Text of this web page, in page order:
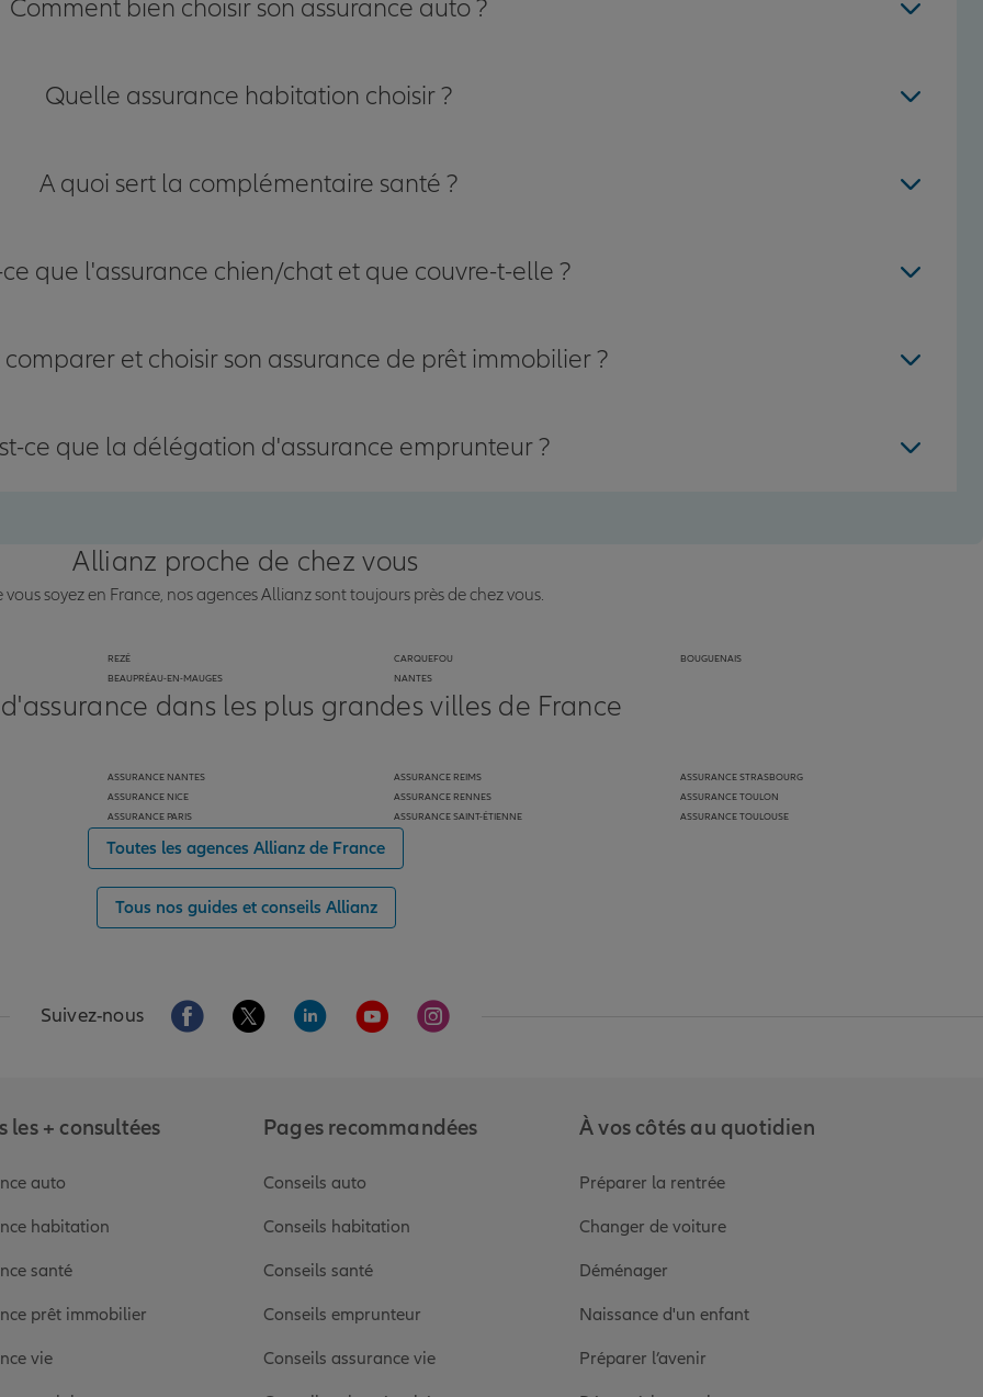
Comment bien choisir son assurance auto ?
Quelle assurance habitation choisir ?
A quoi sert la complémentaire santé ?
que l'assurance chien/chat et que couvre-t-elle ?
et choisir son assurance de prêt immobilier ?
ce que la délégation d'assurance emprunteur ?
Allianz proche de chez vous
vous soyez en France, nos agences Allianz sont toujours près de chez vous.
REZÉ
BEAUPRÉAU-EN-MAUGES
CARQUEFOU
NANTES
BOUGUENAIS
dans les plus grandes villes de France
ASSURANCE NANTES
ASSURANCE NICE
ASSURANCE PARIS
ASSURANCE REIMS
ASSURANCE RENNES
ASSURANCE SAINT-ÉTIENNE
ASSURANCE STRASBOURG
ASSURANCE TOULON
ASSURANCE TOULOUSE
Toutes les agences Allianz de France
Tous nos guides et conseils Allianz
Suivez-nous Aller sur la page Facebook de Allianz
Aller sur la page Twitter de Allianz
Aller sur la page Linkedin de Allianz
Aller sur la page Youtube de Allianz
Aller sur la page Instagram de Allianz
les + consultées
auto
habitation
santé
prêt immobilier
vie
Pages recommandées
Conseils auto
Conseils habitation
Conseils santé
Conseils emprunteur
Conseils assurance vie
À vos côtés au quotidien
Préparer la rentrée
Changer de voiture
Déménager
Naissance d'un enfant
Préparer l’avenir